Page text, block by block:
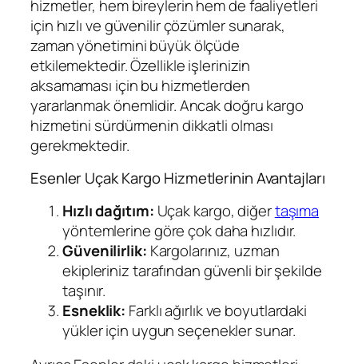
hizmetler, hem bireylerin hem de faaliyetleri
için hızlı ve güvenilir çözümler sunarak,
zaman yönetimini büyük ölçüde
etkilemektedir. Özellikle işlerinizin
aksamaması için bu hizmetlerden
yararlanmak önemlidir. Ancak doğru kargo
hizmetini sürdürmenin dikkatli olması
gerekmektedir.
Esenler Uçak Kargo Hizmetlerinin Avantajları
Hızlı dağıtım: Uçak kargo, diğertaşıma
yöntemlerine göre çok daha hızlıdır.
Güvenilirlik: Kargolarınız, uzman
ekipleriniz tarafından güvenli bir şekilde
taşınır.
Esneklik: Farklı ağırlık ve boyutlardaki
yükler için uygun seçenekler sunar.